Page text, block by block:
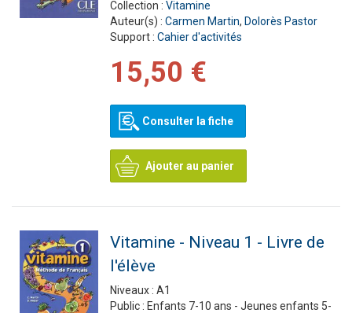
Collection : Vitamine
Auteur(s) : Carmen Martin, Dolorès Pastor
Support : Cahier d'activités
15,50 €
Consulter la fiche
Ajouter au panier
Vitamine - Niveau 1 - Livre de
l'élève
Niveaux : A1
Public : Enfants 7-10 ans - Jeunes enfants 5-